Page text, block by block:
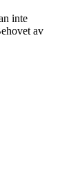
inte
av